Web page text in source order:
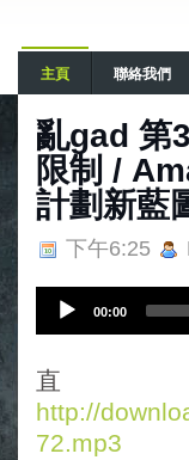
主頁 聯絡我們
亂gad 第
限制 /
計劃新藍
下午6:25
i
o
P
l
00:00
http://
72.mp3